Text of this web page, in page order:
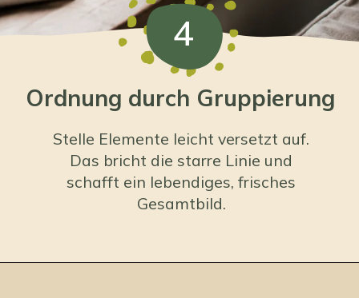
4
Ordnung durch Gruppierung
Stelle Elemente leicht versetzt auf.
Das bricht die starre Linie und
schafft ein lebendiges, frisches
Gesamtbild.